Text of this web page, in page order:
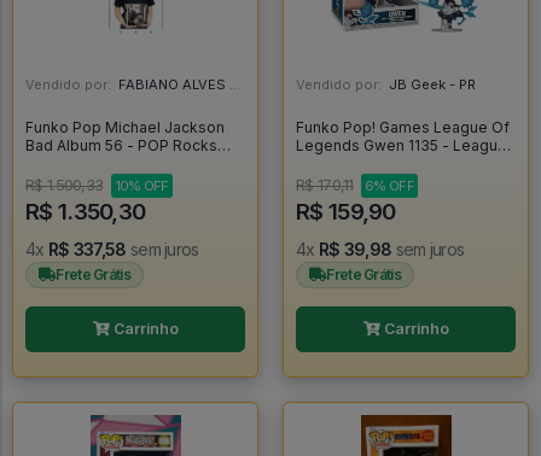
Vendido por: FABIANO ALVES - RJ
Funko Pop Michael Jackson
Bad Album 56 - POP Rocks
R$ 1.500,33
10% OFF
R$ 1.350,30
4x R$ 337,58 sem juros
Frete Grátis
Carrinho
Vendido por: JB Geek - PR
Funko Pop! Games League Of
Legends Gwen 1135 - League
R$ 170,11
6% OFF
R$ 159,90
4x R$ 39,98 sem juros
Frete Grátis
Carrinho